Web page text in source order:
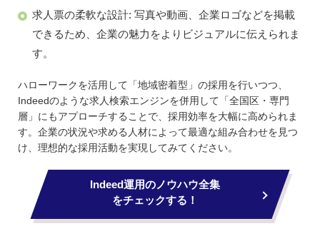
求人票の柔軟な設計: 写真や動画、企業ロゴなどを掲載
できるため、企業の魅力をよりビジュアルに伝えられま
す。
ハローワークを活用して「地域密着型」の採用を行いつつ、
Indeedのような求人検索エンジンを併用して「全国区・専門
層」にもアプローチすることで、採用効率を大幅に高められま
す。企業の状況や求める人材によって最適な組み合わせを見つ
け、理想的な採用活動を実現してみてください。
Indeed運用のノウハウ全集
をチェックする！